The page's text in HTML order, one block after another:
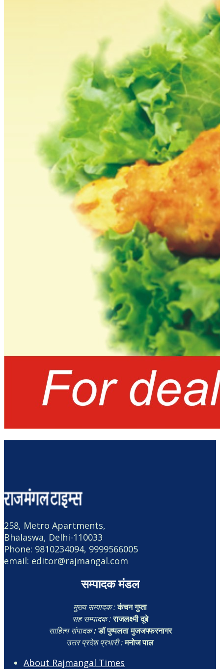
258, Metro Apartments,
Bhalaswa, Delhi-110033
Phone: 9810234094, 9999566005
email: editor@rajmangal.com
सम्पादक मंडल
मुख्य सम्पादक :कंचन गुप्ता
सह सम्पादक :राजलक्ष्मी दूबे
साहित्य संपादक:डॉ पुष्पलता मुजजफ्फरनागर
उत्तर प्रदेश प्रभारी :मनोज पाल
About Rajmangal Times